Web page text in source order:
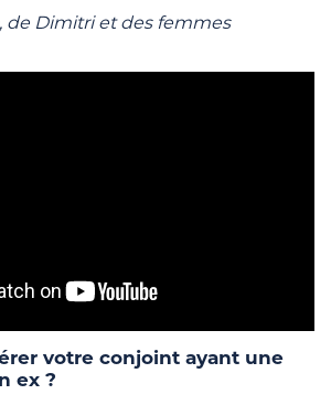
de Dimitri et des femmes
votre conjoint ayant une
ex ?